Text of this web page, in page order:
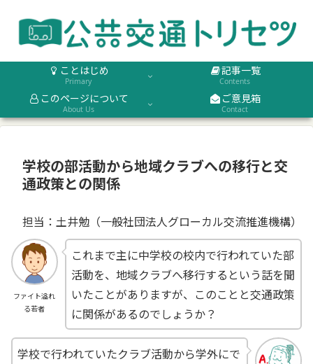
ことはじめ
Primary
記事一覧
Contents
このページについて
About Us
ご意見箱
Contact
学校の部活動から地域クラブへの移行と交
通政策との関係
担当：土井勉（一般社団法人グローカル交流推進機構）
ファイト溢れ
る若者
これまで主に中学校の校内で行われていた部
活動を、地域クラブへ移行するという話を聞
いたことがありますが、このことと交通政策
に関係があるのでしょうか？
学校で行われていたクラブ活動から学外にで